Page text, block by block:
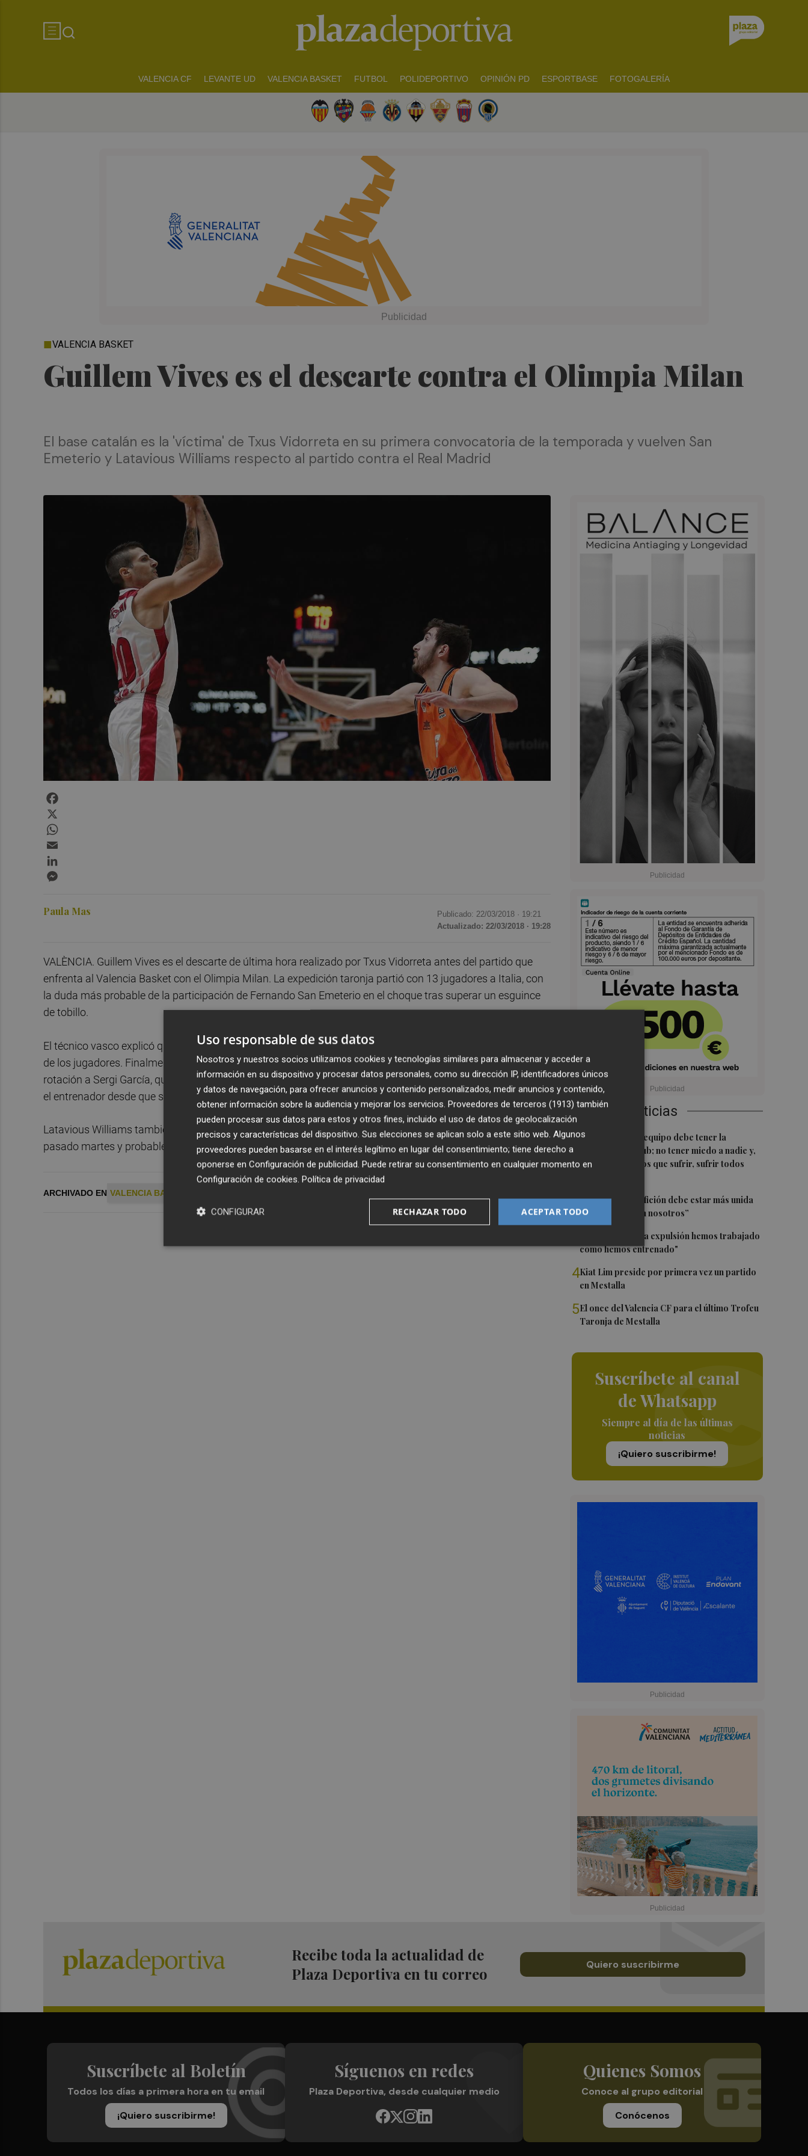
VALENCIA CF LEVANTE UD VALENCIA BASKET FUTBOL POLIDEPORTIVO OPINIÓN PD ESPORTBASE FOTOGALERÍA
Guillem Vives es el descarte contra el Olimpia Milan
VALENCIA BASKET
El base catalán es la 'víctima' de Txus Vidorreta en su primera convocatoria de la temporada y vuelven San
Emeterio y Latavious Williams respecto al partido contra el Real Madrid
Últimas Noticias
1Luís Castro: "El equipo debe tener la
identidad del club; no tener miedo a nadie y,
cuando tengamos que sufrir, sufrir todos
2Diakhaby: “La afición debe estar más unida
con el club y con nosotros”
Pepelu: "Hasta la expulsión hemos trabajado
como hemos entrenado"
4Kiat Lim preside por primera vez un partido
en Mestalla
5El once del Valencia CF para el último Trofeu
Taronja de Mestalla
Suscríbete al canal
de Whatsapp
Siempre al día de las últimas
noticias
¡Quiero suscribirme!
Paula Mas Publicado: 22/03/2018 · 19:21
Actualizado: 22/03/2018 · 19:28
VALÈNCIA. Guillem Vives es el descarte de última hora realizado por Txus Vidorreta antes del partido que
enfrenta al Valencia Basket con el Olimpia Milan. La expedición taronja partió con 13 jugadores a Italia, con
la duda más probable de la participación de Fernando San Emeterio en el choque tras superar un esguince
de tobillo.
El técnico vasco explicó que se decidiría ese descarte en el último momento, dependiendo del estadio físico
de los jugadores. Finalmente es el base catalán quien se queda fuera de la convocatoria, dejando paso en la
rotación a Sergi García, que necesita minutos para ir adaptándose al equipo. Es el primer descarte que hace
el entrenador desde que se sentara en el banquillo del Valencia Basket.
Latavious Williams también regresa al roster después de que se perdiera el duelo contra el Madrid del
pasado martes y probablemente tendrá hoy su oportunidad para reivindicarse.
ARCHIVADO EN VALENCIA BASKET
Recibe toda la actualidad de
Plaza Deportiva en tu correo
Quiero suscribirme
Suscríbete al Boletín
Todos los días a primera hora en tu email
¡Quiero suscribirme!
Síguenos en redes
Plaza Deportiva, desde cualquier medio
Quienes Somos
Conoce al grupo editorial
Conócenos
Uso responsable de sus datos
Nosotros y nuestros socios utilizamos cookies y tecnologías similares para almacenar y acceder a
información en su dispositivo y procesar datos personales, como su dirección IP, identificadores únicos
y datos de navegación, para ofrecer anuncios y contenido personalizados, medir anuncios y contenido,
obtener información sobre la audiencia y mejorar los servicios. Proveedores de terceros (1913) también
pueden procesar sus datos para estos y otros fines, incluido el uso de datos de geolocalización
precisos y características del dispositivo. Sus elecciones se aplican solo a este sitio web. Algunos
proveedores pueden basarse en el interés legítimo en lugar del consentimiento; tiene derecho a
oponerse en Configuración de publicidad. Puede retirar su consentimiento en cualquier momento en
Configuración de cookies. Política de privacidad
ACEPTAR TODO
RECHAZAR TODO
CONFIGURAR